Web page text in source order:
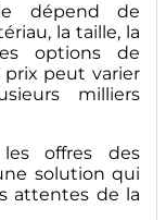
dépend de
la taille, la
options de
prix peut varier
milliers
offres des
solution qui
attentes de la